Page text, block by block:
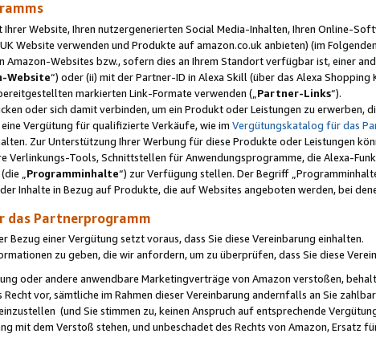
Website, Ihren nutzergenerierten Social Media-Inhalten, Ihren Online-
Website verwenden und Produkte auf amazon.co.uk anbieten) (im Folgenden
Amazon-Websites bzw., sofern dies an Ihrem Standort verfügbar ist, einer
Website“) oder (ii) mit der Partner-ID in Alexa Skill (über das Alexa Shopping
markierten Link-Formate verwenden („ Partner-Links“).
oder sich damit verbinden, um ein Produkt oder Leistungen zu
Vergütung für qualifizierte Verkäufe, wie im Vergütungskatalog für das
Zur Unterstützung Ihrer Werbung für diese Produkte oder Leistungen
Verlinkungs-Tools, Schnittstellen für Anwendungsprogramme, die Alexa-
„ Programminhalte“) zur Verfügung stellen. Der Begriff
Inhalte in Bezug auf Produkte, die auf Websites angeboten werden, bei
das Partnerprogramm
Bezug einer Vergütung setzt voraus, dass Sie diese Vereinbarung einhalten.
zu geben, die wir anfordern, um zu überprüfen, dass Sie diese
oder andere anwendbare Marketingverträge von Amazon verstoßen,
vor, sämtliche im Rahmen dieser Vereinbarung andernfalls an Sie
(und Sie stimmen zu, keinen Anspruch auf entsprechende
mit dem Verstoß stehen, und unbeschadet des Rechts von Amazon, Ersatz